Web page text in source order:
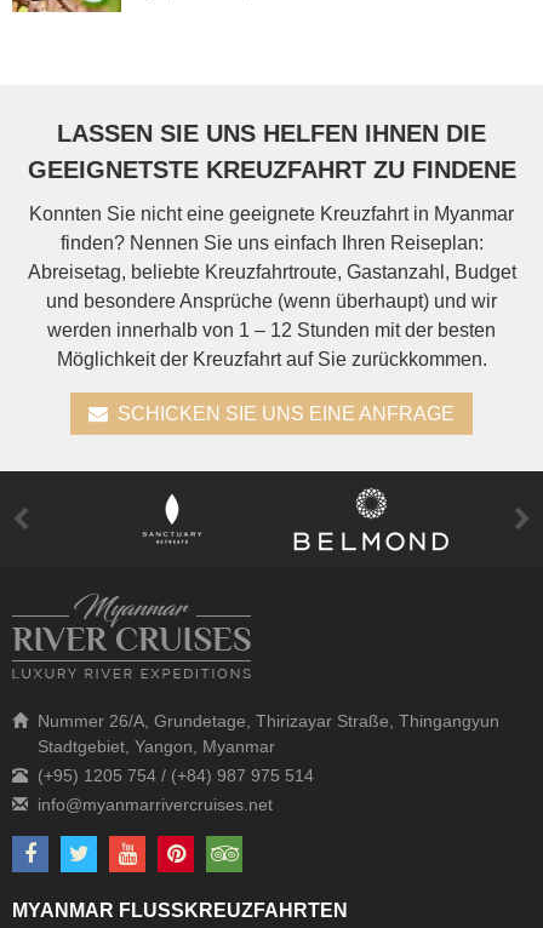
LASSEN SIE UNS HELFEN IHNEN DIE
GEEIGNETSTE KREUZFAHRT ZU FINDENE
Konnten Sie nicht eine geeignete Kreuzfahrt in Myanmar
finden? Nennen Sie uns einfach Ihren Reiseplan:
Abreisetag, beliebte Kreuzfahrtroute, Gastanzahl, Budget
und besondere Ansprüche (wenn überhaupt) und wir
werden innerhalb von 1 – 12 Stunden mit der besten
Möglichkeit der Kreuzfahrt auf Sie zurückkommen.
SCHICKEN SIE UNS EINE ANFRAGE
Nummer 26/A, Grundetage, Thirizayar Straße, Thingangyun
Stadtgebiet, Yangon, Myanmar
(+95) 1205 754 / (+84) 987 975 514
MYANMAR FLUSSKREUZFAHRTEN